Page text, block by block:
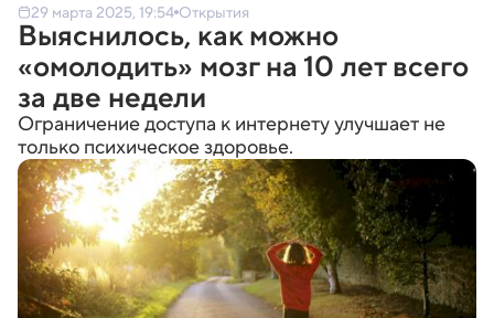
29 марта 2025, 19:54 Открытия
Выяснилось, как можно
«омолодить» мозг на 10 лет всего
за две недели
Ограничение доступа к интернету улучшает не
только психическое здоровье.